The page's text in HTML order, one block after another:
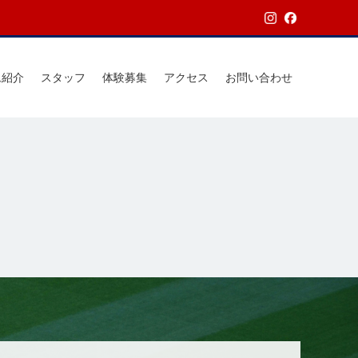
介 スタッフ 体験募集 アクセス お問い合わせ